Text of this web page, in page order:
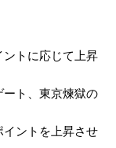
トに応じて上昇
ート、東京煉獄の
ントを上昇させ